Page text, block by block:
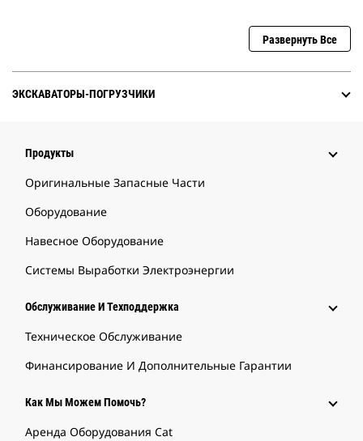
Развернуть Все
ЭКСКАВАТОРЫ-ПОГРУЗЧИКИ
Продукты
Оригинальные Запасные Части
Оборудование
Навесное Оборудование
Системы Выработки Электроэнергии
Обслуживание И Техподдержка
Техническое Обслуживание
Финансирование И Дополнительные Гарантии
Как Мы Можем Помочь?
Аренда Оборудования Cat